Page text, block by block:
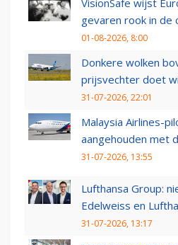
VisionSafe wijst
gevaren rook in de
01-08-2026, 8:00
Donkere wolken
prijsvechter doet
31-07-2026, 22:01
Malaysia Airlines-
aangehouden met
31-07-2026, 13:55
Lufthansa Group:
Edelweiss en
31-07-2026, 13:17